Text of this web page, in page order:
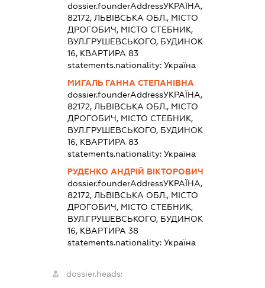
dossier.founderAddressУКРАЇНА,
82172, ЛЬВІВСЬКА ОБЛ., МІСТО
ДРОГОБИЧ, МІСТО СТЕБНИК,
ВУЛ.ГРУШЕВСЬКОГО, БУДИНОК
16, КВАРТИРА 83
statements.nationality: Україна
МИГАЛЬ ГАННА СТЕПАНІВНА
dossier.founderAddressУКРАЇНА,
82172, ЛЬВІВСЬКА ОБЛ., МІСТО
ДРОГОБИЧ, МІСТО СТЕБНИК,
ВУЛ.ГРУШЕВСЬКОГО, БУДИНОК
16, КВАРТИРА 83
statements.nationality: Україна
РУДЕНКО АНДРІЙ ВІКТОРОВИЧ
dossier.founderAddressУКРАЇНА,
82172, ЛЬВІВСЬКА ОБЛ., МІСТО
ДРОГОБИЧ, МІСТО СТЕБНИК,
ВУЛ.ГРУШЕВСЬКОГО, БУДИНОК
16, КВАРТИРА 38
statements.nationality: Україна
dossier.heads: